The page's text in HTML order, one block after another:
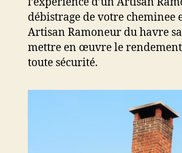
débistrage de votre cheminee
Artisan Ramoneur du havre
mettre en œuvre le
toute sécurité.